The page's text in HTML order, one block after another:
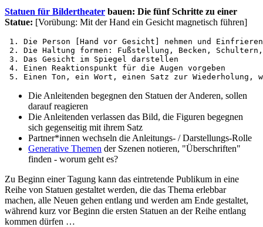
Statuen für Bildertheater bauen: Die fünf Schritte zu einer
Statue: [Vorübung: Mit der Hand ein Gesicht magnetisch führen]
1. Die Person [Hand vor Gesicht] nehmen und Einfrieren
2. Die Haltung formen: Fußstellung, Becken, Schultern,
3. Das Gesicht im Spiegel darstellen
4. Einen Reaktionspunkt für die Augen vorgeben
5. Einen Ton, ein Wort, einen Satz zur Wiederholung,
Die Anleitenden begegnen den Statuen der Anderen, sollen
darauf reagieren
Die Anleitenden verlassen das Bild, die Figuren begegnen
sich gegenseitig mit ihrem Satz
Partner*innen wechseln die Anleitungs- / Darstellungs-Rolle
Generative Themen der Szenen notieren, "Überschriften"
finden - worum geht es?
Zu Beginn einer Tagung kann das eintretende Publikum in eine
Reihe von Statuen gestaltet werden, die das Thema erlebbar
machen, alle Neuen gehen entlang und werden am Ende gestaltet,
während kurz vor Beginn die ersten Statuen an der Reihe entlang
kommen dürfen …